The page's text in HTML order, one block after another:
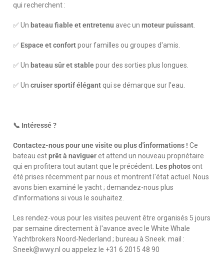
qui recherchent :
✅ Un bateau fiable et entretenu avec unmoteur puissant.
✅ Espace et confortpour familles ou groupes d'amis.
✅ Un bateau sûr et stablepour des sorties plus longues.
✅ Uncruiser sportif élégantqui se démarque sur l'eau.
📞 Intéressé ?
Contactez-nous pour une visite ou plus d'informations ! Ce
bateau estprêt à navigueret attend un nouveau propriétaire
qui en profitera tout autant que le précédent. Les photos ont
été prises récemment par nous et montrent l'état actuel. Nous
avons bien examiné le yacht ; demandez-nous plus
d'informations si vous le souhaitez.
Les rendez-vous pour les visites peuvent être organisés 5 jours
par semaine directement à l'avance avec le White Whale
Yachtbrokers Noord-Nederland ; bureau à Sneek. mail :
Sneek@wwy.nl ou appelez le +31 6 2015 48 90